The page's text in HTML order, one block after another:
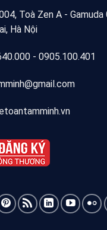
Toà Zen A - Gamuda
Hà Nội
- 0905.100.401